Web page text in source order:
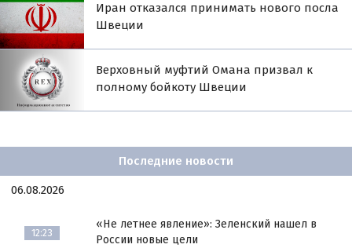
Иран отказался принимать нового посла
Швеции
Верховный муфтий Омана призвал к
полному бойкоту Швеции
Последние новости
06.08.2026
12:23
«Не летнее явление»: Зеленский нашел в
России новые цели